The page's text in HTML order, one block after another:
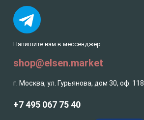
Напишите нам в мессенджер
shop@elsen.market
г. Москва, ул. Гурьянова, дом 30, оф. 118
+7 495 067 75 40